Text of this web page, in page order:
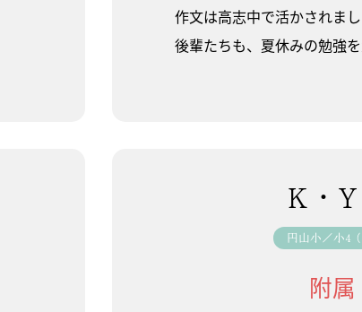
作文は高志中で活かされまし
後輩たちも、夏休みの勉強
K・Y
円山小／小4
附属